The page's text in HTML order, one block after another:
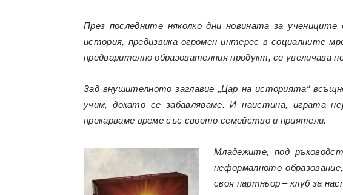
През последните няколко дни новината за
история, предизвика огромен интерес в социалните
предварително образователния продукт, се увеличава
Зад внушителното заглавие „Цар на историята“
учим, докато се забавляваме. И наистина, играта
прекарваме време със своето семейство и приятели.
Младежите, под
неформалното
своя партньор – клуб за